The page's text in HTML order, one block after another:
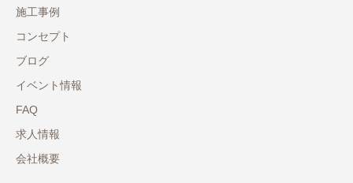
施工事例
コンセプト
ブログ
イベント情報
FAQ
求人情報
会社概要